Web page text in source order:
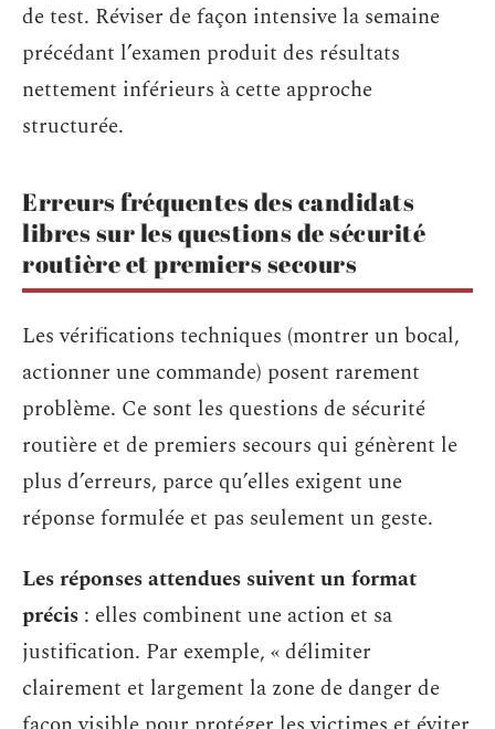
de test. Réviser de façon intensive la semaine
précédant l’examen produit des résultats
nettement inférieurs à cette approche
structurée.
Erreurs fréquentes des candidats
libres sur les questions de sécurité
routière et premiers secours
Les vérifications techniques (montrer un bocal,
actionner une commande) posent rarement
problème. Ce sont les questions de sécurité
routière et de premiers secours qui génèrent le
plus d’erreurs, parce qu’elles exigent une
réponse formulée et pas seulement un geste.
Les réponses attendues suivent un format
précis : elles combinent une action et sa
justification. Par exemple, « délimiter
clairement et largement la zone de danger de